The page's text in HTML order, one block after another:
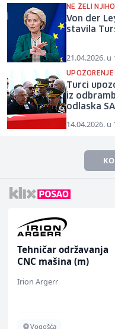
NE ŽELI
Von der
stavila
21.04.2026. u
Turci
iz
odlaska
14.04.2026. u
Tehničar održavanja
CNC mašina (m)
Irion Argerr
Vogošća